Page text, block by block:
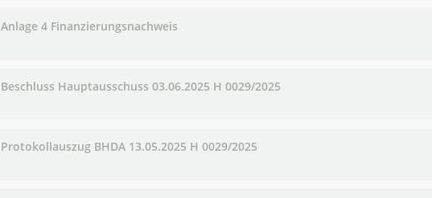
Anlage 4 Finanzierungsnachweis
Beschluss Hauptausschuss 03.06.2025 H 0029/2025
Protokollauszug BHDA 13.05.2025 H 0029/2025